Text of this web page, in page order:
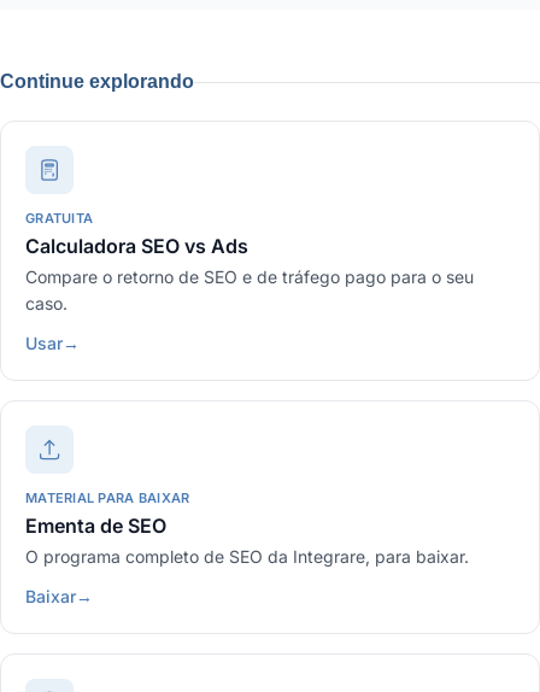
Continue explorando
GRATUITA
Calculadora SEO vs Ads
Compare o retorno de SEO e de tráfego pago para o seu
caso.
Usar→
MATERIAL PARA BAIXAR
Ementa de SEO
O programa completo de SEO da Integrare, para baixar.
Baixar→